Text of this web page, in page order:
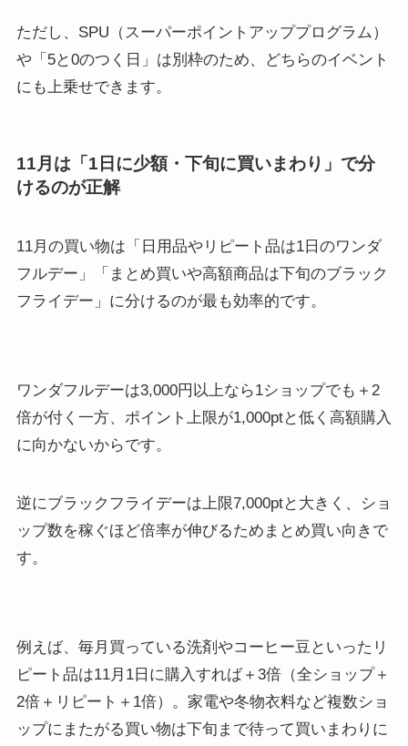
ただし、SPU（スーパーポイントアッププログラム）
や「5と0のつく日」は別枠のため、どちらのイベント
にも上乗せできます。
11月は「1日に少額・下旬に買いまわり」で分
けるのが正解
11月の買い物は「日用品やリピート品は1日のワンダ
フルデー」「まとめ買いや高額商品は下旬のブラック
フライデー」に分けるのが最も効率的です。
ワンダフルデーは3,000円以上なら1ショップでも＋2
倍が付く一方、ポイント上限が1,000ptと低く高額購入
に向かないからです。
逆にブラックフライデーは上限7,000ptと大きく、ショ
ップ数を稼ぐほど倍率が伸びるためまとめ買い向きで
す。
例えば、毎月買っている洗剤やコーヒー豆といったリ
ピート品は11月1日に購入すれば＋3倍（全ショップ＋
2倍＋リピート＋1倍）。家電や冬物衣料など複数ショ
ップにまたがる買い物は下旬まで待って買いまわりに